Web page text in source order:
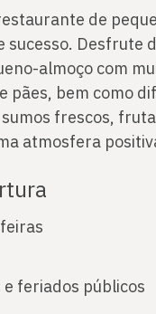
de
sucesso. Desfrute
almoço com
pães, bem como
frescos,
atmosfera
e feriados públicos